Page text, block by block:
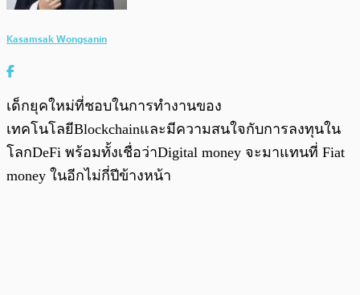
Kasamsak Wongsanin
เด็กยุคใหม่ที่ชอบในการทำงานของ
เทคโนโลยีBlockchainและมีความสนใจกับการลงทุนใน
โลกDeFi พร้อมทั้งเชื่อว่าDigital money จะมาแทนที่ Fiat
money ในอีกไม่กี่ปีข้างหน้า